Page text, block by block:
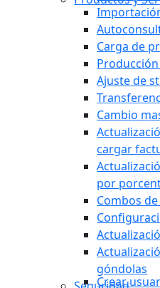
Carga de
Ajuste de
Cambio
cargar
por
Combos
góndolas
Crear